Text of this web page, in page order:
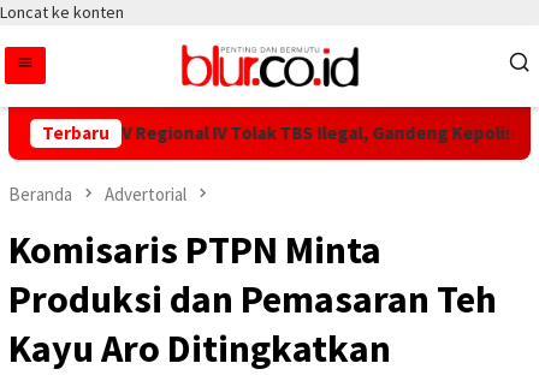
Loncat ke konten
Terbaru
PTPN IV Regional IV Tolak TBS Ilegal, Gandeng Kepolisian
Beranda Advertorial
Komisaris PTPN Minta
Produksi dan Pemasaran Teh
Kayu Aro Ditingkatkan